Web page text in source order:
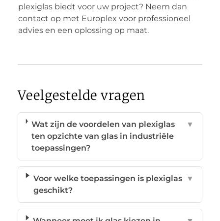
plexiglas biedt voor uw project? Neem dan
contact op met Europlex voor professioneel
advies en een oplossing op maat.
Veelgestelde vragen
Wat zijn de voordelen van plexiglas
ten opzichte van glas in industriële
toepassingen?
▼
Voor welke toepassingen is plexiglas
geschikt?
▼